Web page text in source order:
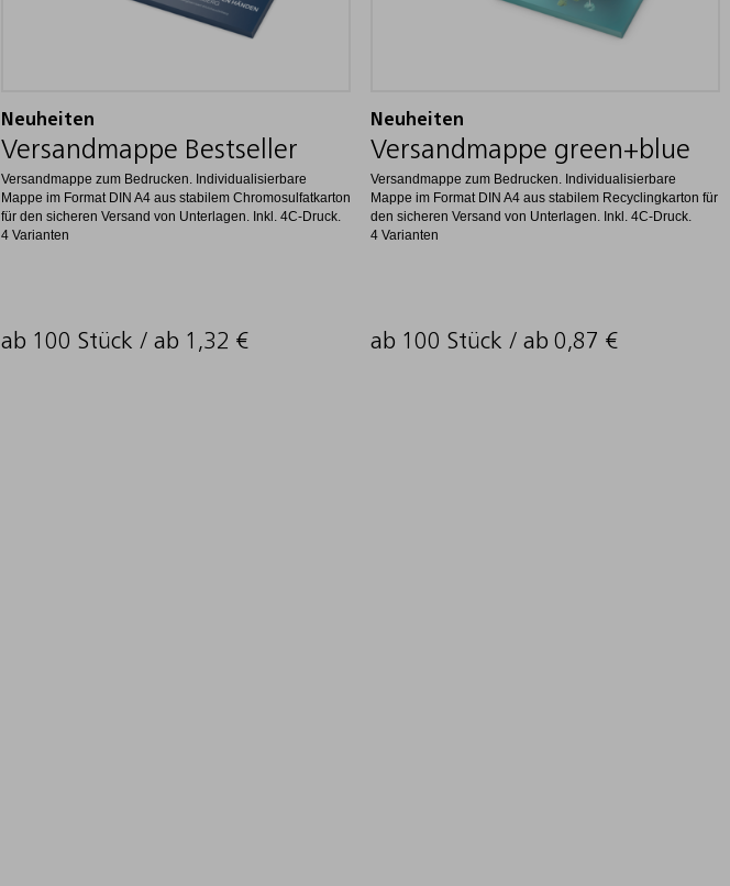
Neuheiten
Versandmappe Bestseller
Versandmappe zum Bedrucken. Individualisierbare
Mappe im Format DIN A4 aus stabilem Chromosulfatkarton
für den sicheren Versand von Unterlagen. Inkl. 4C-Druck.
4 Varianten
ab 100 Stück / ab 1,32 €
Neuheiten
Versandmappe green+blue
Versandmappe zum Bedrucken. Individualisierbare
Mappe im Format DIN A4 aus stabilem Recyclingkarton für
den sicheren Versand von Unterlagen. Inkl. 4C-Druck.
4 Varianten
ab 100 Stück / ab 0,87 €